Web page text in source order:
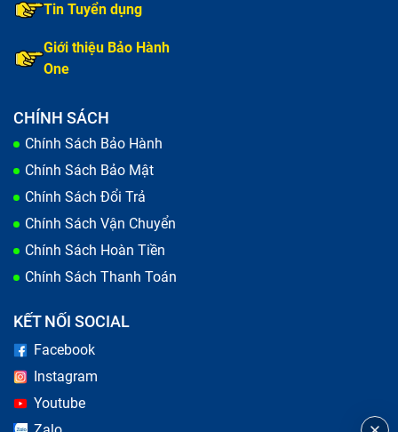
Tin Tuyển dụng
Giới thiệu Bảo Hành
One
CHÍNH SÁCH
Chính Sách Bảo Hành
Chính Sách Bảo Mật
Chính Sách Đổi Trả
Chính Sách Vận Chuyển
Chính Sách Hoàn Tiền
Chính Sách Thanh Toán
KẾT NỐI SOCIAL
Facebook
Instagram
Youtube